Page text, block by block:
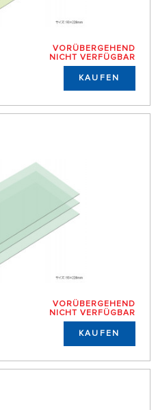
VORÜBERGEHEND
NICHT VERFÜGBAR
KAUFEN
VORÜBERGEHEND
NICHT VERFÜGBAR
KAUFEN